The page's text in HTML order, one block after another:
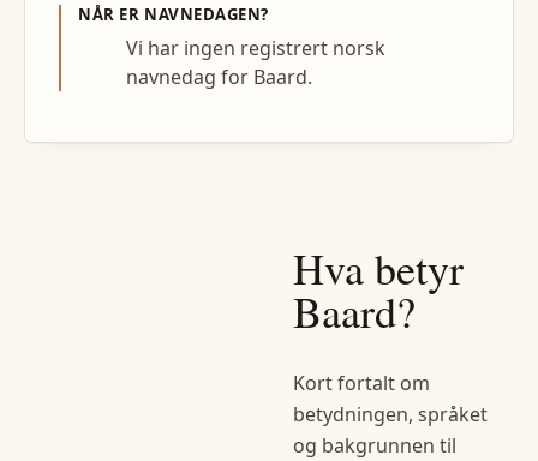
NÅR ER NAVNEDAGEN?
Vi har ingen registrert norsk
navnedag for Baard.
Hva betyr
Baard?
Kort fortalt om
betydningen, språket
og bakgrunnen til